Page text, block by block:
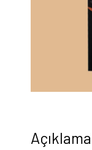
Açıklama